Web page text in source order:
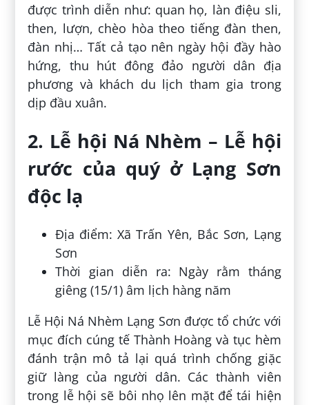
được trình diễn như: quan họ, làn điệu sli,
then, lượn, chèo hòa theo tiếng đàn then,
đàn nhị… Tất cả tạo nên ngày hội đầy hào
hứng, thu hút đông đảo người dân địa
phương và khách du lịch tham gia trong
dịp đầu xuân.
2. Lễ hội Ná Nhèm – Lễ hội
rước của quý ở Lạng Sơn
độc lạ
Địa điểm: Xã Trấn Yên, Bắc Sơn, Lạng
Sơn
Thời gian diễn ra: Ngày rằm tháng
giêng (15/1) âm lịch hàng năm
Lễ Hội Ná Nhèm Lạng Sơn được tổ chức với
mục đích cúng tế Thành Hoàng và tục hèm
đánh trận mô tả lại quá trình chống giặc
giữ làng của người dân. Các thành viên
trong lễ hội sẽ bôi nhọ lên mặt để tái hiện